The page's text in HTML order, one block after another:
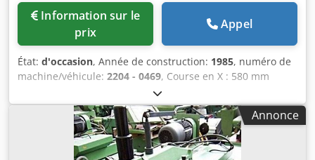
prix
Appel
État: d'occasion, Année de construction: 1985, numéro de
machine/véhicule: 2204 - 0469, Course en X : 580 mm
Course en Y : 400 mm Course en Z : 450 (390*) mm
Dimensions de la table : 460 x 800 mm Plage de vitesses de
la broche : 40 - 4 000 tr/min Plage d’avance :
2 - 3 600 mm/min Avance : 4,0 m/min Type de mandrin :
SK 40 Encombrement approximatif : 3,0 x 2,10 x 2,10 m
Annonce